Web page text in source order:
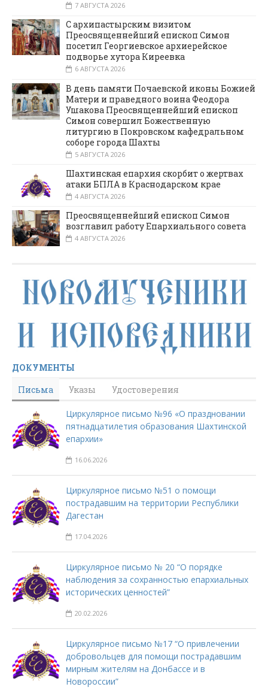
7 АВГУСТА 2026
С архипастырским визитом
Преосвященнейший епископ Симон
посетил Георгиевское архиерейское
подворье хутора Киреевка
6 АВГУСТА 2026
В день памяти Почаевской иконы Божией
Матери и праведного воина Феодора
Ушакова Преосвященнейший епископ
Симон совершил Божественную
литургию в Покровском кафедральном
соборе города Шахты
5 АВГУСТА 2026
Шахтинская епархия скорбит о жертвах
атаки БПЛА в Краснодарском крае
4 АВГУСТА 2026
Преосвященнейший епископ Симон
возглавил работу Епархиального совета
4 АВГУСТА 2026
ДОКУМЕНТЫ
Письма
Указы Удостоверения
Циркулярное письмо №96 «О праздновании
пятнадцатилетия образования Шахтинской
епархии»
16.06.2026
Циркулярное письмо №51 о помощи
пострадавшим на территории Республики
Дагестан
17.04.2026
Циркулярное письмо № 20 “О порядке
наблюдения за сохранностью епархиальных
исторических ценностей”
20.02.2026
Циркулярное письмо №17 “О привлечении
добровольцев для помощи пострадавшим
мирным жителям на Донбассе и в
Новороссии”